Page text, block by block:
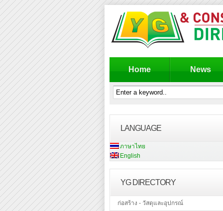
Home News
LANGUAGE
ภาษาไทย
English
YG DIRECTORY
ก่อสร้าง - วัสดุและอุปกรณ์